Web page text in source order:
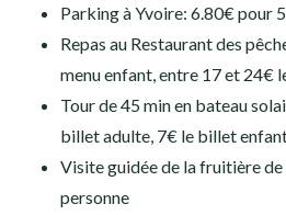
Parking à Yvoire: 6.80€ pour
Repas au Restaurant des
menu enfant, entre 17 et 24€
Tour de 45 min en bateau
billet adulte, 7€ le billet
Visite guidée de la fruitière
personne